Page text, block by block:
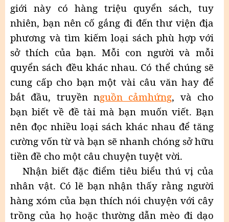
giới này có hàng triệu quyển sách, tuy
nhiên, bạn nên cố gắng đi đến thư viện địa
phương và tìm kiếm loại sách phù hợp với
sở thích của bạn. Mỗi con người và mỗi
quyển sách đều khác nhau. Có thể chúng sẽ
cung cấp cho bạn một vài câu văn hay để
bắt đầu, truyền nguồn cảmhứng, và cho
bạn biết về đề tài mà bạn muốn viết. Bạn
nên đọc nhiều loại sách khác nhau để tăng
cường vốn từ và bạn sẽ nhanh chóng sở hữu
tiền đề cho một câu chuyện tuyệt vời.
Nhận biết đặc điểm tiêu biểu thú vị của
nhân vật. Có lẽ bạn nhận thấy rằng người
hàng xóm của bạn thích nói chuyện với cây
trồng của họ hoặc thường dẫn mèo đi dạo